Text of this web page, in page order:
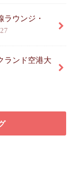
ラウンジ・
ランド空港大